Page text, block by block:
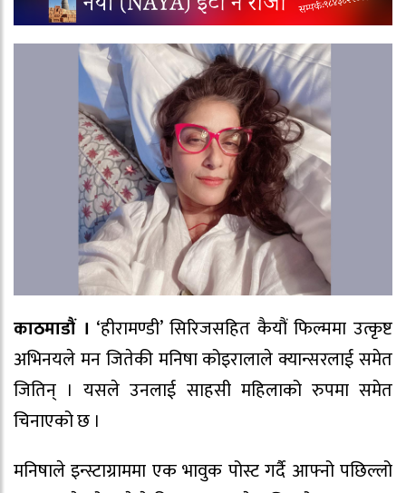
काठमाडौं । ‘हीरामण्डी’ सिरिजसहित कैयौं फिल्ममा उत्कृष्ट
अभिनयले मन जितेकी मनिषा कोइरालाले क्यान्सरलाई समेत
जितिन् । यसले उनलाई साहसी महिलाको रुपमा समेत
चिनाएको छ ।
मनिषाले इन्स्टाग्राममा एक भावुक पोस्ट गर्दै आफ्नो पछिल्लो